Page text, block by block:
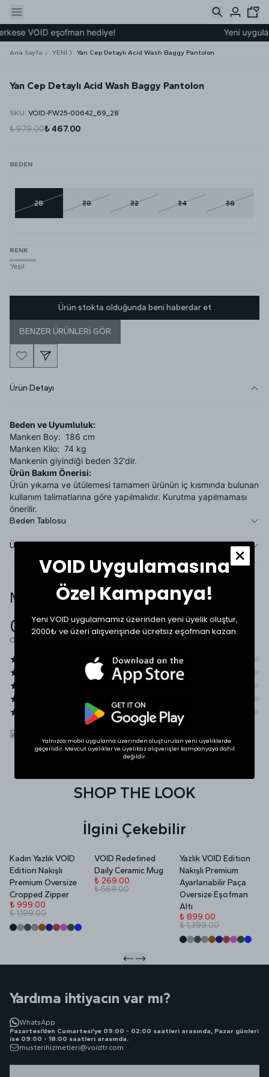
VOID eşofman hediye! Yeni
Ana Sayfa YENİ Yan Cep Detaylı Acid Wash Baggy Pantolon
Yan Cep Detaylı Acid Wash Baggy Pantolon
SKU: VOID-FW25-00642_69_28
₺ 979.00₺ 467.00
BEDEN
28 30 32 34 36
RENK
Yeşil
Ürün stokta olduğunda beni haberdar et
BENZER ÜRÜNLERİ GÖR
Ürün Detayı
Beden ve Uyumluluk:
Manken Boy: 186 cm
Manken Kilo: 74 kg
Mankenin giyindiği beden 32'dir.
Ürün Bakım Önerisi:
Ürün yıkama ve ütülemesi tamamen ürünün iç kısmında bulunan
kullanım talimatlarına göre yapılmalıdır. Kurutma yapılmaması
önerilir.
Beden Tablosu
Ürün Tanıtımı
Müşteri Yorumları
0.0
Ortalama Puan
SHOP THE LOOK
İlgini Çekebilir
Kadın Yazlık VOID
Edition Nakışlı
Premium Oversize
Cropped Zipper
₺ 999.00
₺ 1,199.00
VOID Redefined
Daily Ceramic Mug
₺ 269.00
₺ 569.00
Yazlık VOID Edition
Nakışlı Premium
Ayarlanabilir Paça
Oversize Eşofman
Altı
₺ 899.00
₺ 1,399.00
Yardıma ihtiyacın var mı?
WhatsApp
Pazartesi’den Cumartesi’ye 09:00 - 02:00 saatleri arasında, Pazar günleri
ise 09:00 - 18:00 saatleri arasında.
musterihizmetleri@voidtr.com
VOID Uygulamasına
Özel Kampanya!
Yeni VOID uygulamamız üzerinden yeni üyelik oluştur,
2000₺ ve üzeri alışverişinde ücretsiz eşofman kazan.
Yalnızca mobil uygulama üzerinden oluşturulan yeni üyeliklerde
geçerlidir. Mevcut üyelikler ve üyeliksiz alışverişler kampanyaya dahil
değildir.